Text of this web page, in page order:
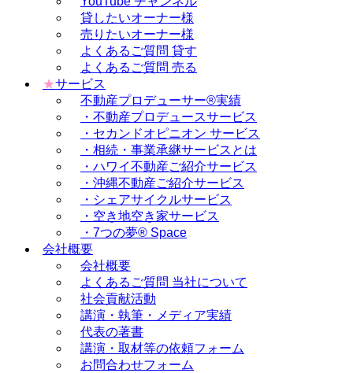
貸したいオーナー様
売りたいオーナー様
よくあるご質問 貸す
よくあるご質問 売る
★サービス
不動産プロデューサー®実績
・不動産プロデュースサービス
・セカンドオピニオン サービス
・相続・事業承継サービスとは
・ハワイ不動産ご紹介サービス
・沖縄不動産ご紹介サービス
・シェアサイクルサービス
・空き地空き家サービス
・7つの夢® Space
会社概要
会社概要
よくあるご質問 当社について
社会貢献活動
講演・執筆・メディア実績
代表の著書
講演・取材等の依頼フォーム
お問合わせフォーム